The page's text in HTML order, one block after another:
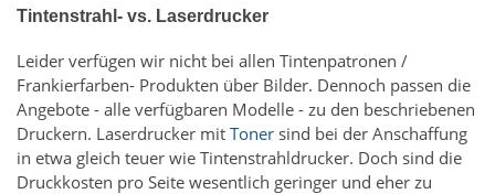
Tintenstrahl- vs. Laserdrucker
Leider verfügen wir nicht bei allen Tintenpatronen /
Frankierfarben- Produkten über Bilder. Dennoch passen die
Angebote - alle verfügbaren Modelle - zu den beschriebenen
Druckern. Laserdrucker mit Toner sind bei der Anschaffung
in etwa gleich teuer wie Tintenstrahldrucker. Doch sind die
Druckkosten pro Seite wesentlich geringer und eher zu